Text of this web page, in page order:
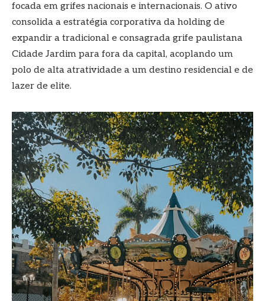
focada em grifes nacionais e internacionais. O ativo
consolida a estratégia corporativa da holding de
expandir a tradicional e consagrada grife paulistana
Cidade Jardim para fora da capital, acoplando um
polo de alta atratividade a um destino residencial e de
lazer de elite.